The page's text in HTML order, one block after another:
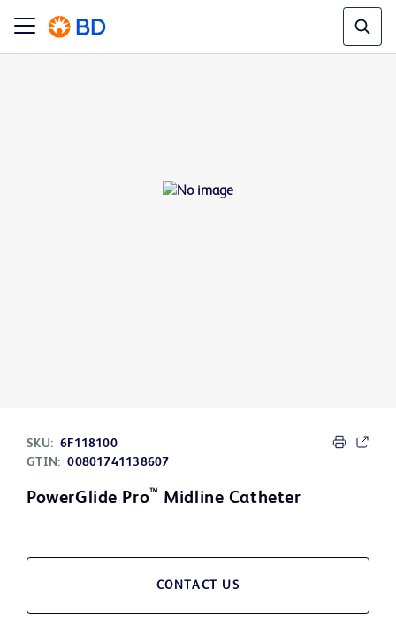
SKU: 6F118100
GTIN: 00801741138607
PowerGlide Pro™ Midline Catheter
CONTACT US